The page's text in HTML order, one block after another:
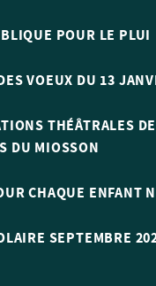
POUR LE PLUI
VOEUX DU 13
THÉÂTRALES
DU MIOSSON
CHAQUE ENFANT
SEPTEMBRE